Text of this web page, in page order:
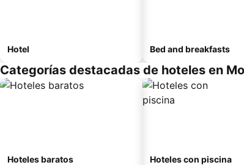
Hotel Bed and breakfasts
Categorías destacadas de hoteles en
Hoteles baratos Hoteles con piscina